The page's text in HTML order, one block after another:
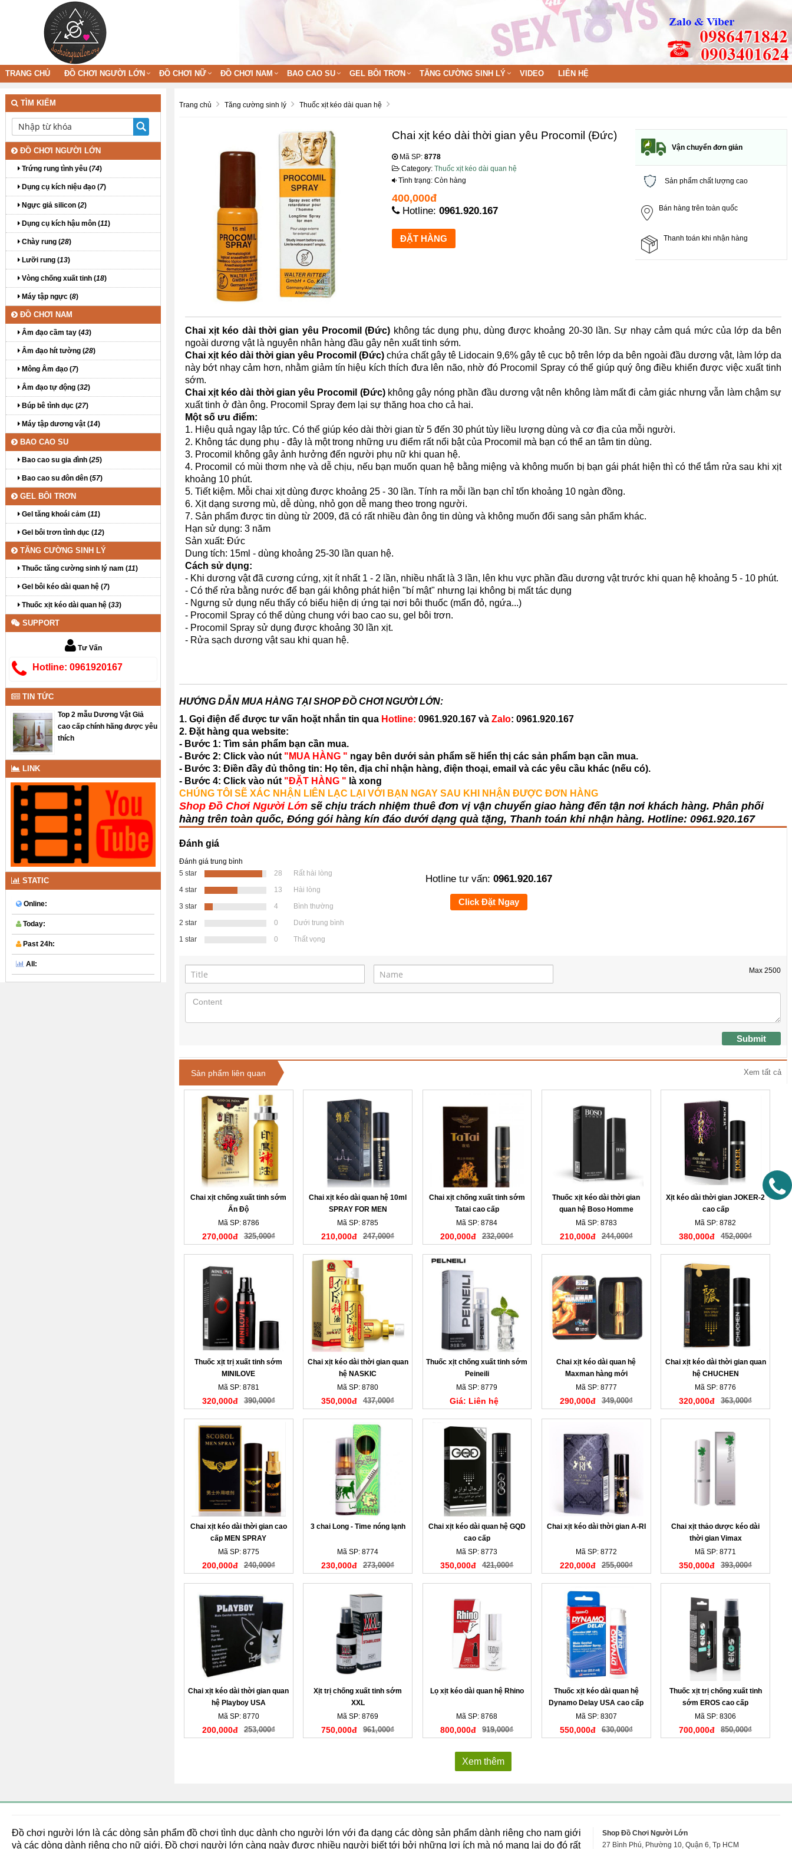
TRANG CHỦ ĐỒ CHƠI NGƯỜI LỚN ĐỒ CHƠI NỮ ĐỒ CHƠI NAM BAO CAO SU GEL BÔI TRƠN TĂNG CƯỜNG SINH LÝ VIDEO LIÊN HỆ
Trang chủ Tăng cường sinh lý Thuốc xịt kéo dài quan hệ
Chai xịt kéo dài thời gian yêu Procomil (Đức)
Mã SP: 8778
Category: Thuốc xịt kéo dài quan hệ
Tình trạng: Còn hàng
400,000đ
Hotline: 0961.920.167
Vận chuyển đơn giản
Sản phẩm chất lượng cao
Bán hàng trên toàn quốc
Thanh toán khi nhận hàng
Chai xịt kéo dài thời gian yêu Procomil (Đức) không tác dụng phụ, dùng được khoảng 20-30 lần. Sự nhạy cảm quá mức của lớp da bên
ngoài dương vật là nguyên nhân hàng đầu gây nên xuất tinh sớm.
Chai xịt kéo dài thời gian yêu Procomil (Đức)chứa chất gây tê Lidocain 9,6% gây tê cục bộ trên lớp da bên ngoài đầu dương vật, làm lớp da
này bớt nhạy cảm hơn, nhằm giảm tín hiệu kích thích đưa lên não, nhờ đó Procomil Spray có thể giúp quý ông điều khiển được việc xuất tinh
sớm.
Chai xịt kéo dài thời gian yêu Procomil (Đức)không gây nóng phần đầu dương vật nên không làm mất đi cảm giác nhưng vẫn làm chậm sự
xuất tinh ở đàn ông. Procomil Spray đem lại sự thăng hoa cho cả hai.
Một số ưu điểm:
1. Hiệu quả ngay lập tức. Có thể giúp kéo dài thời gian từ 5 đến 30 phút tùy liều lượng dùng và cơ địa của mỗi người.
2. Không tác dụng phụ - đây là một trong những ưu điểm rất nổi bật của Procomil mà bạn có thể an tâm tin dùng.
3. Procomil không gây ảnh hưởng đến người phụ nữ khi quan hệ.
4. Procomil có mùi thơm nhẹ và dễ chịu, nếu bạn muốn quan hệ bằng miệng và không muốn bị bạn gái phát hiện thì có thể tắm rửa sau khi xịt
khoảng 10 phút.
5. Tiết kiệm. Mỗi chai xịt dùng được khoảng 25 - 30 lần. Tính ra mỗi lần bạn chỉ tốn khoảng 10 ngàn đồng.
6. Xịt dạng sương mù, dễ dùng, nhỏ gọn dễ mang theo trong người.
7. Sản phẩm được tin dùng từ 2009, đã có rất nhiều đàn ông tin dùng và không muốn đổi sang sản phẩm khác.
Hạn sử dụng: 3 năm
Sản xuất: Đức
Dung tích: 15ml - dùng khoảng 25-30 lần quan hệ.
Cách sử dụng:
- Khi dương vật đã cương cứng, xịt ít nhất 1 - 2 lần, nhiều nhất là 3 lần, lên khu vực phần đầu dương vật trước khi quan hệ khoảng 5 - 10 phút.
- Có thể rửa bằng nước để bạn gái không phát hiện "bí mật" nhưng lại không bị mất tác dụng
- Ngưng sử dụng nếu thấy có biểu hiện dị ứng tại nơi bôi thuốc (mẩn đỏ, ngứa...)
- Procomil Spray có thể dùng chung với bao cao su, gel bôi trơn.
- Procomil Spray sử dụng được khoảng 30 lần xịt.
- Rửa sạch dương vật sau khi quan hệ.
HƯỚNG DẪN MUA HÀNG TẠI SHOP ĐỒ CHƠI NGƯỜI LỚN:
1. Gọi điện để được tư vấn hoặt nhắn tin qua Hotline: 0961.920.167và Zalo: 0961.920.167
2. Đặt hàng qua website:
- Bước 1: Tìm sản phẩm bạn cần mua.
- Bước 2: Click vào nút "MUA HÀNG " ngay bên dưới sản phẩm sẽ hiển thị các sản phẩm bạn cần mua.
- Bước 3: Điền đầy đủ thông tin: Họ tên, địa chỉ nhận hàng, điện thoại, email và các yêu cầu khác (nếu có).
- Bước 4: Click vào nút "ĐẶT HÀNG " là xong
CHÚNG TÔI SẼ XÁC NHẬN LIÊN LẠC LẠI VỚI BẠN NGAY SAU KHI NHẬN ĐƯỢC ĐƠN HÀNG
Shop Đồ Chơi Người Lớn sẽ chịu trách nhiệm thuê đơn vị vận chuyển giao hàng đến tận nơi khách hàng. Phân phối
hàng trên toàn quốc, Đóng gói hàng kín đáo dưới dạng quà tặng, Thanh toán khi nhận hàng. Hotline: 0961.920.167
Đánh giá
Đánh giá trung bình
5 star
28
Rất hài lòng
4 star
13
Hài lòng
3 star
4
Bình thường
2 star
0
Dưới trung bình
1 star
0 Thất vọng
Hotline tư vấn:0961.920.167
Click Đặt Ngay
Max 2500
Submit
Sản phẩm liên quan Xem tất cả
Chai xịt chống xuất tinh sớm
Ấn Độ
Mã SP: 8786
270,000đ 325,000₫
Chai xịt kéo dài quan hệ 10ml
SPRAY FOR MEN
Mã SP: 8785
210,000đ 247,000₫
Chai xịt chống xuất tinh sớm
Tatai cao cấp
Mã SP: 8784
200,000đ 232,000₫
Thuốc xịt kéo dài thời gian
quan hệ Boso Homme
Mã SP: 8783
210,000đ 244,000₫
Xịt kéo dài thời gian JOKER-2
cao cấp
Mã SP: 8782
380,000đ 452,000₫
Thuốc xịt trị xuất tinh sớm
MINILOVE
Mã SP: 8781
320,000đ 390,000₫
Chai xịt kéo dài thời gian quan
hệ NASKIC
Mã SP: 8780
350,000đ 437,000₫
Thuốc xịt chống xuất tinh sớm
Peineili
Mã SP: 8779
Giá: Liên hệ
Chai xịt kéo dài quan hệ
Maxman hàng mới
Mã SP: 8777
290,000đ 349,000₫
Chai xịt kéo dài thời gian quan
hệ CHUCHEN
Mã SP: 8776
320,000đ 363,000₫
Chai xịt kéo dài thời gian cao
cấp MEN SPRAY
Mã SP: 8775
200,000đ 240,000₫
3 chai Long - Time nóng lạnh
Mã SP: 8774
230,000đ 273,000₫
Chai xịt kéo dài quan hệ GQD
cao cấp
Mã SP: 8773
350,000đ 421,000₫
Chai xịt kéo dài thời gian A-RI
Mã SP: 8772
220,000đ 255,000₫
Chai xịt thảo dược kéo dài
thời gian Vimax
Mã SP: 8771
350,000đ 393,000₫
Chai xịt kéo dài thời gian quan
hệ Playboy USA
Mã SP: 8770
200,000đ 253,000₫
Xịt trị chống xuất tinh sớm
XXL
Mã SP: 8769
750,000đ 961,000₫
Lọ xịt kéo dài quan hệ Rhino
Mã SP: 8768
800,000đ 919,000₫
Thuốc xịt kéo dài quan hệ
Dynamo Delay USA cao cấp
Mã SP: 8307
550,000đ 630,000₫
Thuốc xịt trị chống xuất tinh
sớm EROS cao cấp
Mã SP: 8306
700,000đ 850,000₫
Xem thêm
TÌM KIẾM
ĐỒ CHƠI NGƯỜI LỚN
Trứng rung tình yêu (74)
Dụng cụ kích niệu đạo (7)
Ngực giả silicon (2)
Dụng cụ kích hậu môn (11)
Chày rung (28)
Lưỡi rung (13)
Vòng chống xuất tinh (18)
Máy tập ngực (8)
ĐỒ CHƠI NAM
Âm đạo cầm tay (43)
Âm đạo hít tường (28)
Mông Âm đạo (7)
Âm đạo tự động (32)
Búp bê tình dục (27)
Máy tập dương vật (14)
BAO CAO SU
Bao cao su gia đình (25)
Bao cao su đôn dên (57)
GEL BÔI TRƠN
Gel tăng khoái cảm (11)
Gel bôi trơn tình dục (12)
TĂNG CƯỜNG SINH LÝ
Thuốc tăng cường sinh lý nam (11)
Gel bôi kéo dài quan hệ (7)
Thuốc xịt kéo dài quan hệ (33)
SUPPORT
Tư Vấn
Hotline: 0961920167
TIN TỨC
Top 2 mẫu Dương Vật Giả
cao cấp chính hãng được yêu
thích
LINK
STATIC
Online:
Today:
Past 24h:
All:
Đồ chơi người lớn là các dòng sản phẩm đồ chơi tình dục dành cho người lớn với đa dạng các dòng sản phẩm dành riêng cho nam giới
và các dòng dành riêng cho nữ giới. Đồ chơi người lớn càng ngày được nhiều người biết tới bởi những lợi ích mà nó mang lại do đó rất
Shop Đồ Chơi Người Lớn
27 Bình Phú, Phường 10, Quận 6, Tp HCM